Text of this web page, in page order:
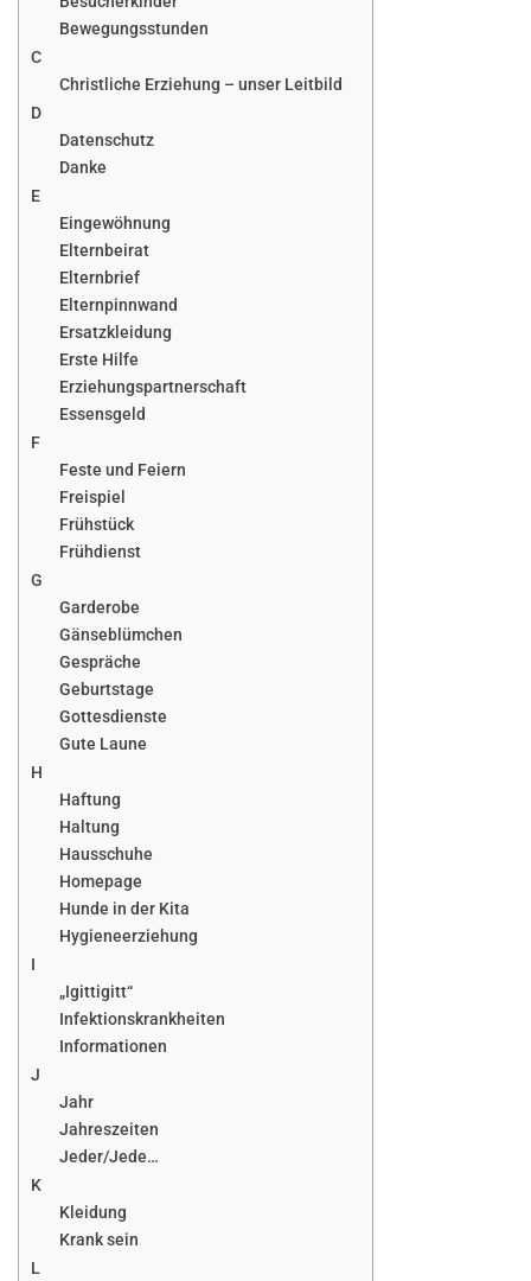
Bewegungsstunden
C
Christliche Erziehung – unser Leitbild
D
Datenschutz
Danke
E
Eingewöhnung
Elternbeirat
Elternbrief
Elternpinnwand
Ersatzkleidung
Erste Hilfe
Erziehungspartnerschaft
Essensgeld
F
Feste und Feiern
Freispiel
Frühstück
Frühdienst
G
Garderobe
Gänseblümchen
Gespräche
Geburtstage
Gottesdienste
Gute Laune
H
Haftung
Haltung
Hausschuhe
Homepage
Hunde in der Kita
Hygieneerziehung
I
„Igittigitt“
Infektionskrankheiten
Informationen
J
Jahr
Jahreszeiten
Jeder/Jede…
K
Kleidung
Krank sein
L